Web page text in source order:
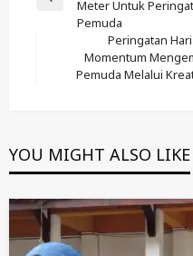
PreviousMeter Untuk
Pemuda
Post
Peringatan
Momentum
Pemuda Melalui
YOU MIGHT ALSO LIKE